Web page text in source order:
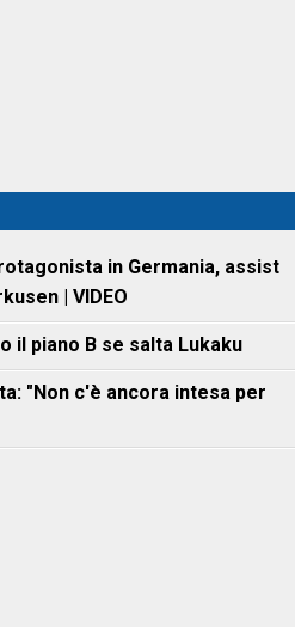
in Germania, assist
| VIDEO
il piano B se salta Lukaku
"Non c'è ancora intesa per